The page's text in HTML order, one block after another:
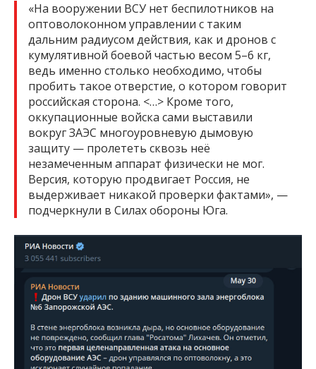
«На вооружении ВСУ нет беспилотников на
оптоволоконном управлении с таким
дальним радиусом действия, как и дронов с
кумулятивной боевой частью весом 5–6 кг,
ведь именно столько необходимо, чтобы
пробить такое отверстие, о котором говорит
российская сторона. <…> Кроме того,
оккупационные войска сами выставили
вокруг ЗАЭС многоуровневую дымовую
защиту — пролететь сквозь неё
незамеченным аппарат физически не мог.
Версия, которую продвигает Россия, не
выдерживает никакой проверки фактами», —
подчеркнули в Силах обороны Юга.